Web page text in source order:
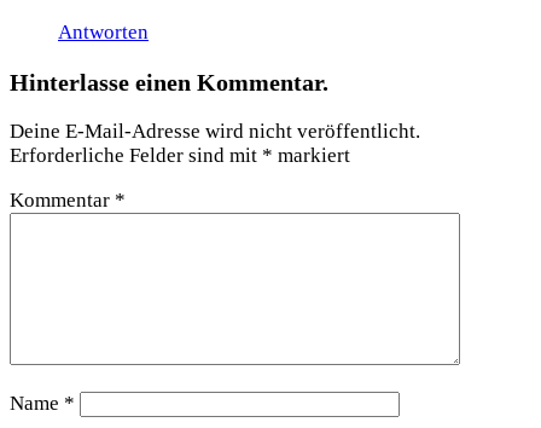
Antworten
Hinterlasse einen Kommentar.
Deine E-Mail-Adresse wird nicht veröffentlicht.
Erforderliche Felder sind mit * markiert
Kommentar *
Name *